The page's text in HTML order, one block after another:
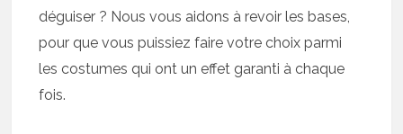
déguiser ? Nous vous aidons à revoir les bases,
pour que vous puissiez faire votre choix parmi
les costumes qui ont un effet garanti à chaque
fois.